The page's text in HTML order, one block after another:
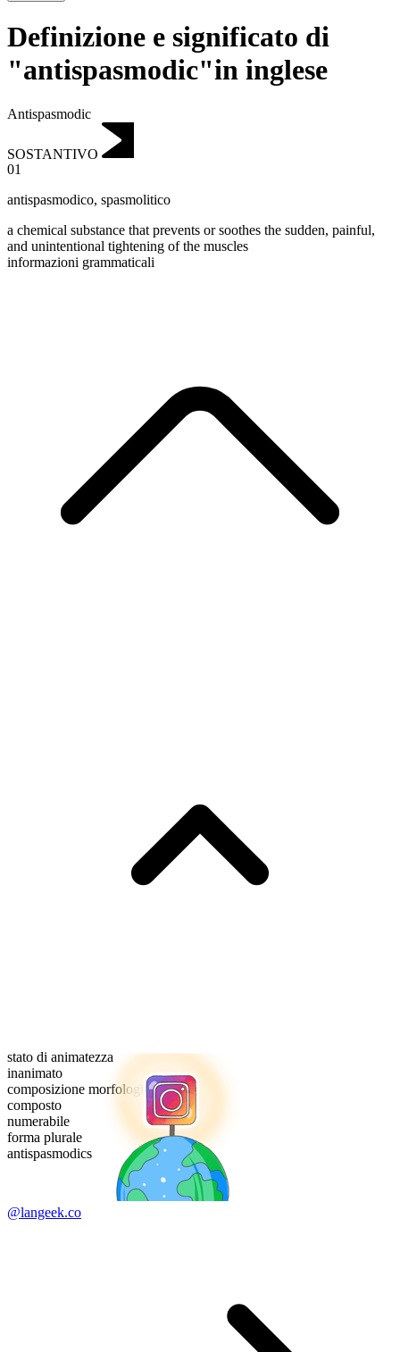
Definizione e significato di
"antispasmodic"in inglese
Antispasmodic
SOSTANTIVO
01
antispasmodico, spasmolitico
a chemical substance that prevents or soothes the sudden, painful,
and unintentional tightening of the muscles
informazioni grammaticali
stato di animatezza
inanimato
composizione morfologica
composto
numerabile
forma plurale
antispasmodics
@langeek.co